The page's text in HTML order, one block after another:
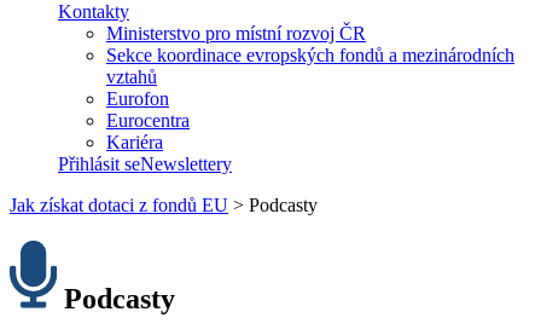
Kontakty
Ministerstvo pro místní rozvoj ČR
Sekce koordinace evropských fondů a mezinárodních
vztahů
Eurofon
Eurocentra
Kariéra
Přihlásit seNewslettery
Jak získat dotaci z fondů EU > Podcasty
Podcasty